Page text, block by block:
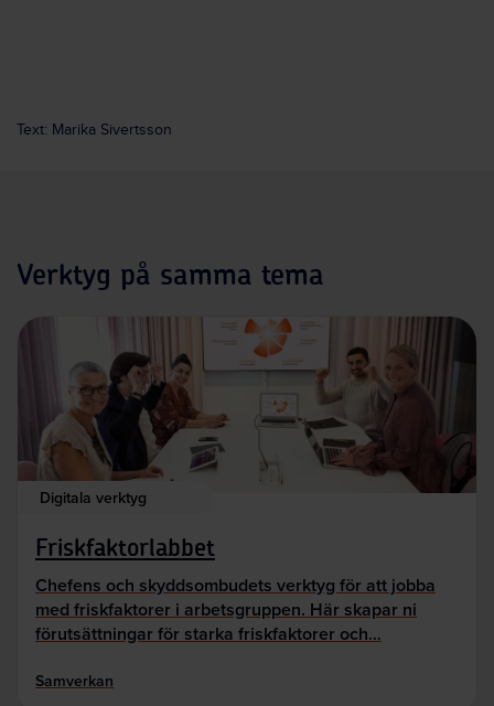
Text: Marika Sivertsson
Verktyg på samma tema
Digitala verktyg
Friskfaktorlabbet
Chefens och skyddsombudets verktyg för att jobba
med friskfaktorer i arbetsgruppen. Här skapar ni
förutsättningar för starka friskfaktorer och…
Samverkan